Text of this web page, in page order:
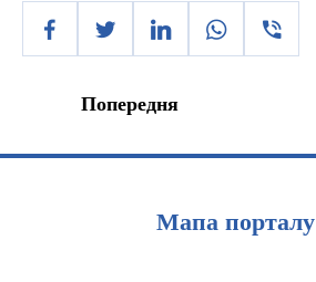
Попередня
Мапа порталу